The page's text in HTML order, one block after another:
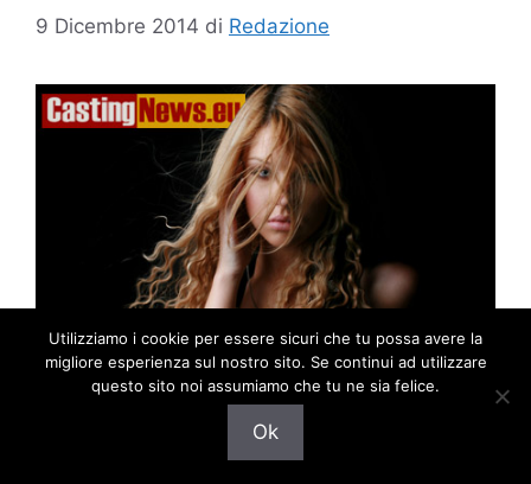
9 Dicembre 2014 di Redazione
Utilizziamo i cookie per essere sicuri che tu possa avere la
migliore esperienza sul nostro sito. Se continui ad utilizzare
questo sito noi assumiamo che tu ne sia felice.
Ok